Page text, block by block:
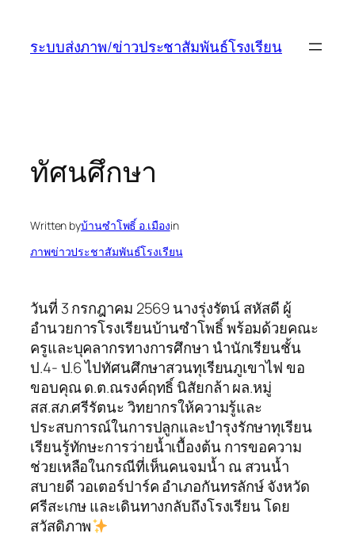
ระบบส่งภาพ/ข่าวประชาสัมพันธ์โรงเรียน
ทัศนศึกษา
Written byบ้านซำโพธิ์ อ.เมืองin
ภาพข่าวประชาสัมพันธ์โรงเรียน
วันที่ 3 กรกฎาคม 2569 นางรุ่งรัตน์ สหัสดี ผู้
อำนวยการโรงเรียนบ้านซำโพธิ์ พร้อมด้วยคณะ
ครูและบุคลากรทางการศึกษา นำนักเรียนชั้น
ป.4- ป.6 ไปทัศนศึกษาสวนทุเรียนภูเขาไฟ ขอ
ขอบคุณ ด.ต.ณรงค์ฤทธิ์ นิสัยกล้า ผล.หมู่
สส.สภ.ศรีรัตนะ วิทยากรให้ความรู้และ
ประสบการณ์ในการปลูกและบำรุงรักษาทุเรียน
เรียนรู้ทักษะการว่ายน้ำเบื้องต้น การขอความ
ช่วยเหลือในกรณีที่เห็นคนจมน้ำ ณ สวนน้ำ
สบายดี วอเตอร์ปาร์ค อำเภอกันทรลักษ์ จังหวัด
ศรีสะเกษ และเดินทางกลับถึงโรงเรียน โดย
สวัสดิภาพ